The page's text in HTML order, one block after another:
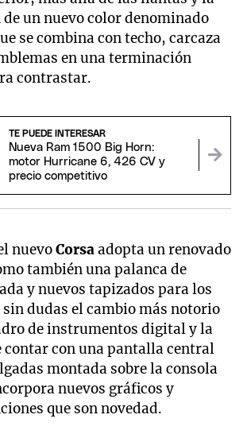
un nuevo color denominado
se combina con techo, carcaza
en una terminación
contrastar.
TE PUEDE INTERESAR
Nueva Ram 1500 Big Horn:
motor Hurricane 6, 426 CV y
precio competitivo
nuevoCorsaadopta un renovado
también una palanca de
y nuevos tapizados para los
sin dudas el cambio más notorio
de instrumentos digital y la
con una pantalla central
montada sobre la consola
nuevos gráficos y
que son novedad.